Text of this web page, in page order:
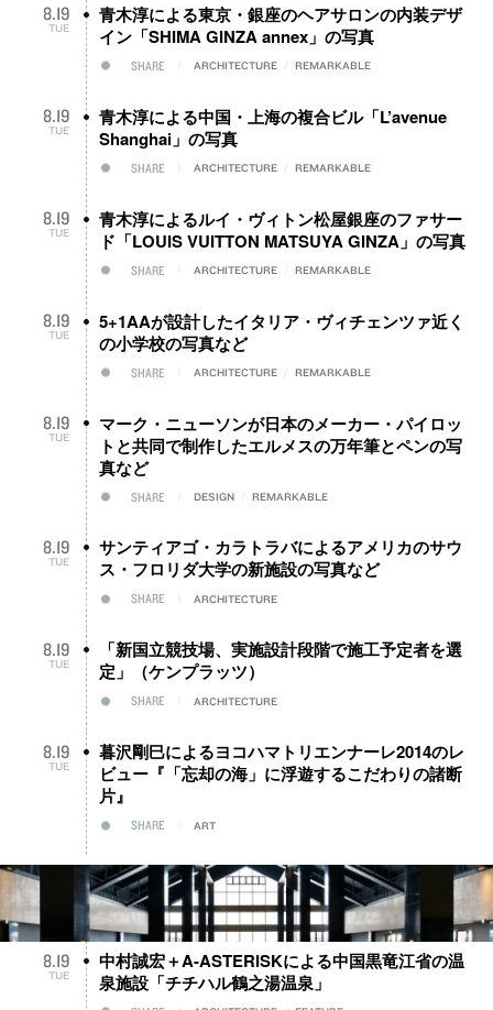
8.19
TUE
青木淳による東京・銀座のヘアサロンの内装デザ
イン「SHIMA GINZA annex」の写真
SHARE ARCHITECTURE REMARKABLE
8.19
TUE
青木淳による中国・上海の複合ビル「L’avenue
Shanghai」の写真
SHARE ARCHITECTURE REMARKABLE
8.19
TUE
青木淳によるルイ・ヴィトン松屋銀座のファサー
ド「LOUIS VUITTON MATSUYA GINZA」の写真
SHARE ARCHITECTURE REMARKABLE
8.19
TUE
5+1AAが設計したイタリア・ヴィチェンツァ近く
の小学校の写真など
SHARE ARCHITECTURE REMARKABLE
8.19
TUE
マーク・ニューソンが日本のメーカー・パイロッ
トと共同で制作したエルメスの万年筆とペンの写
真など
SHARE DESIGN REMARKABLE
8.19
TUE
サンティアゴ・カラトラバによるアメリカのサウ
ス・フロリダ大学の新施設の写真など
SHARE ARCHITECTURE
8.19
TUE
「新国立競技場、実施設計段階で施工予定者を選
定」（ケンプラッツ）
SHARE ARCHITECTURE
8.19
TUE
暮沢剛巳によるヨコハマトリエンナーレ2014のレ
ビュー『「忘却の海」に浮遊するこだわりの諸断
片』
SHARE ART
8.19
TUE
中村誠宏＋A-ASTERISKによる中国黒竜江省の温
泉施設「チチハル鶴之湯温泉」